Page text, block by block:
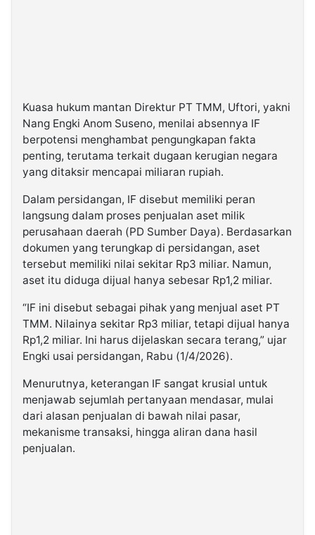
Kuasa hukum mantan Direktur PT TMM, Uftori, yakni
Nang Engki Anom Suseno, menilai absennya IF
berpotensi menghambat pengungkapan fakta
penting, terutama terkait dugaan kerugian negara
yang ditaksir mencapai miliaran rupiah.
Dalam persidangan, IF disebut memiliki peran
langsung dalam proses penjualan aset milik
perusahaan daerah (PD Sumber Daya). Berdasarkan
dokumen yang terungkap di persidangan, aset
tersebut memiliki nilai sekitar Rp3 miliar. Namun,
aset itu diduga dijual hanya sebesar Rp1,2 miliar.
“IF ini disebut sebagai pihak yang menjual aset PT
TMM. Nilainya sekitar Rp3 miliar, tetapi dijual hanya
Rp1,2 miliar. Ini harus dijelaskan secara terang,” ujar
Engki usai persidangan, Rabu (1/4/2026).
Menurutnya, keterangan IF sangat krusial untuk
menjawab sejumlah pertanyaan mendasar, mulai
dari alasan penjualan di bawah nilai pasar,
mekanisme transaksi, hingga aliran dana hasil
penjualan.